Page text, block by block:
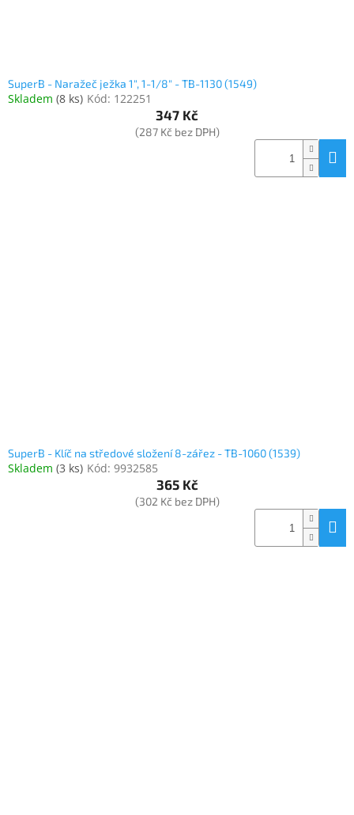
SuperB - Naražeč ježka 1", 1-1/8" - TB-1130 (1549)
Skladem (8 ks) Kód: 122251
347 Kč
(287 Kč bez DPH)
SuperB - Klíč na středové složení 8-zářez - TB-1060 (1539)
Skladem (3 ks) Kód: 9932585
365 Kč
(302 Kč bez DPH)